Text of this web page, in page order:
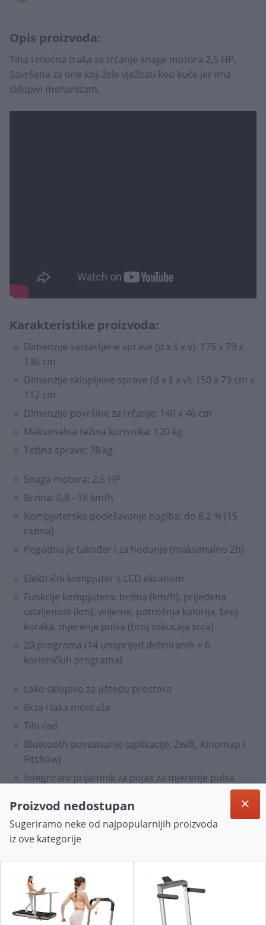
Opis proizvoda:
Tiha i moćna traka za trčanje snage motora 2,5 HP.
Savršena za one koji žele vježbati kod kuće jer ima
sklopivi mehanizam.
Karakteristike proizvoda:
Dimenzije sastavljene sprave (d x š x v): 175 x 79 x
136 cm
Dimenzije sklopljene sprave (d x š x v): 150 x 79 cm x
112 cm
Dimenzije površine za trčanje: 140 x 46 cm
Maksimalna težina korisnika: 120 kg
Težina sprave: 78 kg
Snaga motora: 2,5 HP
Brzina: 0,8 - 18 km/h
Kompjutersko podešavanje nagiba: do 8,2 % (15
razina)
Pogodna je također i za hodanje (maksimalno 2h)
Električni kompjuter s LCD ekranom
Funkcije kompjutera: brzina (km/h), prijeđena
udaljenost (km), vrijeme, potrošnja kalorija, broj
koraka, mjerenje pulsa (broj otkucaja srca)
20 programa (14 unaprijed definiranih + 6
korisničkih programa)
Lako sklopivo za uštedu prostora
Brza i laka montaža
Tihi rad
Bluetooth povezivanje (aplikacije: Zwift, Kinomap i
Fitshow)
Integrirani prijamnik za pojas za mjerenje pulsa
Ručke s ugrađenim senzorima za praćenje otkucaja
srca
USB punjenje mobitela / tableta
Držač za tablet
Dva držača za bočicu
Proizvod nedostupan
Sugeriramo neke od najpopularnijih proizvoda
iz ove kategorije